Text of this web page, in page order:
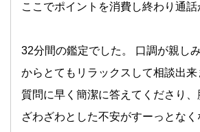
ここでポイントを消費し終わり通話
32分間の鑑定でした。 口調が親し
からとてもリラックスして相談出来
質問に早く簡潔に答えてくださり
ざわざわとした不安がすーっとな